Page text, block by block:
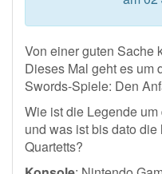
Von einer guten Sache
Dieses Mal geht es um
Swords-Spiele: Den
Wie ist die Legende
und was ist bis dato
Quartetts?